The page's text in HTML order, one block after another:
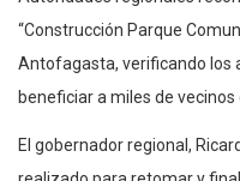
“Construcción Parque
Antofagasta, verificando los
beneficiar a miles de vecinos
El gobernador regional,